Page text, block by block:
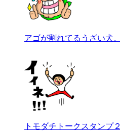
アゴが割れてるうざい犬。
トモダチトークスタンプ２